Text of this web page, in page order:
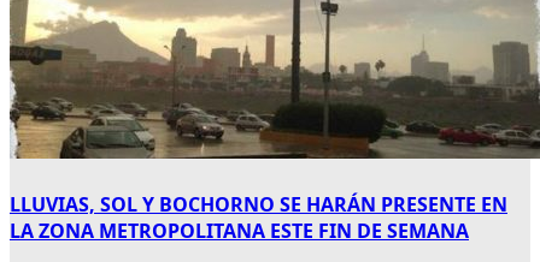
LLUVIAS, SOL Y BOCHORNO SE HARÁN PRESENTE EN
LA ZONA METROPOLITANA ESTE FIN DE SEMANA